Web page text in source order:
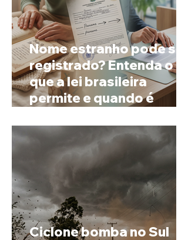
Nome estranho pode ser
registrado? Entenda o
que a lei brasileira
permite e quando é
prenome
Ciclone bomba no Sul